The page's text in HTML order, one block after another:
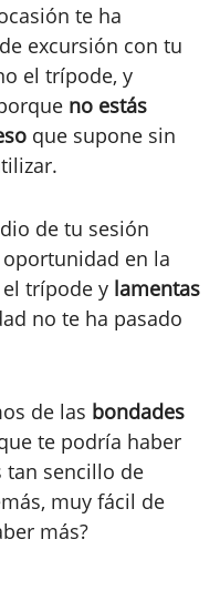
te ha
excursión con tu
el trípode, y
no estás
que supone sin
de tu sesión
en la
trípode y lamentas
no te ha pasado
de las bondades
te podría haber
tan sencillo de
muy fácil de
más?